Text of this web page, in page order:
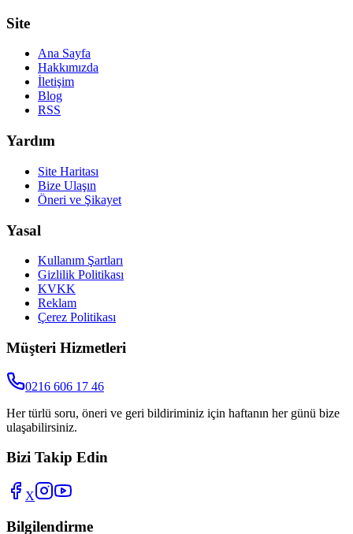
Site
Ana Sayfa
Hakkımızda
İletişim
Blog
RSS
Yardım
Site Haritası
Bize Ulaşın
Öneri ve Şikayet
Yasal
Kullanım Şartları
Gizlilik Politikası
KVKK
Reklam
Çerez Politikası
Müşteri Hizmetleri
0216 606 17 46
Her türlü soru, öneri ve geri bildiriminiz için haftanın her günü bize
ulaşabilirsiniz.
Bizi Takip Edin
X
Bilgilendirme